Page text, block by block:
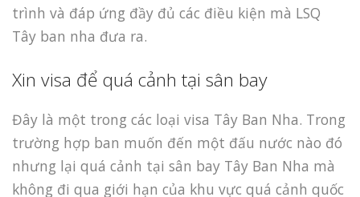
trình và đáp ứng đầy đủ các điều kiện mà LSQ
Tây ban nha đưa ra.
Xin visa để quá cảnh tại sân bay
Đây là một trong các loại visa Tây Ban Nha. Trong
trường hợp ban muốn đến một đấu nước nào đó
nhưng lại quá cảnh tại sân bay Tây Ban Nha mà
không đi qua giới hạn của khu vực quá cảnh quốc